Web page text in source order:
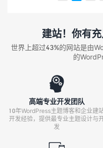
建站！你有
世界上超过43%的网站是由
的

高端专业开发团队
10年WordPress主题博客和企业建
开发经验，提供最专业主题设计与
发